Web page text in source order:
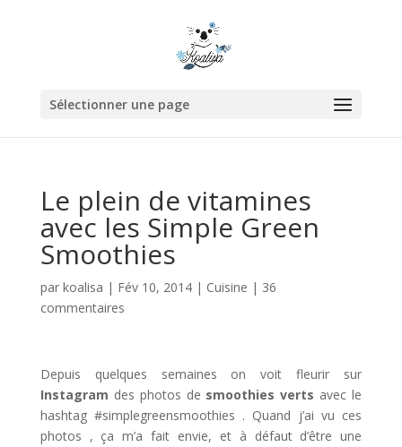
Sélectionner une page
Le plein de vitamines
avec les Simple Green
Smoothies
par koalisa | Fév 10, 2014| Cuisine | 36
commentaires
Depuis quelques semaines on voit fleurir sur
Instagram des photos de smoothies verts avec le
hashtag #simplegreensmoothies . Quand j’ai vu ces
photos , ça m’a fait envie, et à défaut d’être une